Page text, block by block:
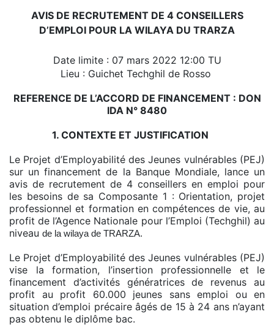
AVIS DE RECRUTEMENT DE 4 CONSEILLERS
D’EMPLOI POUR LA WILAYA DU TRARZA
Date limite : 07 mars 2022 12:00 TU
Lieu : Guichet Techghil de Rosso
REFERENCE DE L’ACCORD DE FINANCEMENT : DON
IDA N° 8480
1. CONTEXTE ET JUSTIFICATION
Le Projet d’Employabilité des Jeunes vulnérables (PEJ)
sur un financement de la Banque Mondiale, lance un
avis de recrutement de 4 conseillers en emploi pour
les besoins de sa Composante 1 : Orientation, projet
professionnel et formation en compétences de vie, au
profit de l’Agence Nationale pour l’Emploi (Techghil) au
niveau de la wilaya de TRARZA.
Le Projet d’Employabilité des Jeunes vulnérables (PEJ)
vise la formation, l’insertion professionnelle et le
financement d’activités génératrices de revenus au
profit au profit 60.000 jeunes sans emploi ou en
situation d’emploi précaire âgés de 15 à 24 ans n’ayant
pas obtenu le diplôme bac.